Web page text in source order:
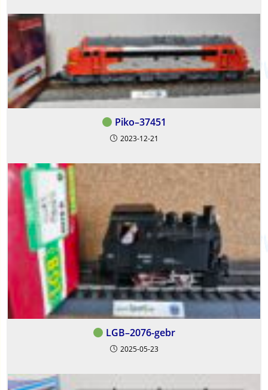
Piko–37451
2023-12-21
LGB–2076-gebr
2025-05-23